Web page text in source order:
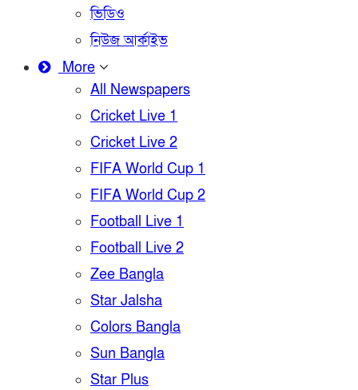
ভিডিও
নিউজ আর্কাইভ
More
All Newspapers
Cricket Live 1
Cricket Live 2
FIFA World Cup 1
FIFA World Cup 2
Football Live 1
Football Live 2
Zee Bangla
Star Jalsha
Colors Bangla
Sun Bangla
Star Plus